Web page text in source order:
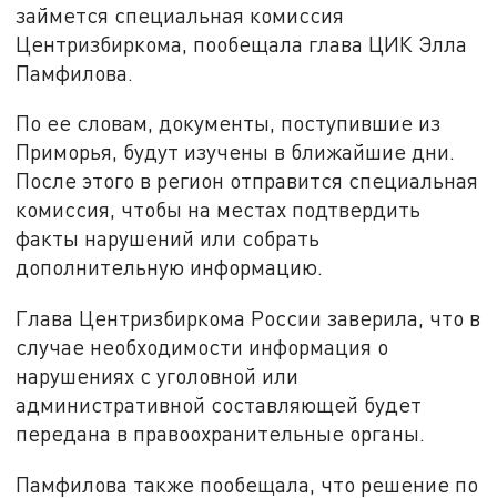
займется специальная комиссия
Центризбиркома, пообещала глава ЦИК Элла
Памфилова.
По ее словам, документы, поступившие из
Приморья, будут изучены в ближайшие дни.
После этого в регион отправится специальная
комиссия, чтобы на местах подтвердить
факты нарушений или собрать
дополнительную информацию.
Глава Центризбиркома России заверила, что в
случае необходимости информация о
нарушениях с уголовной или
административной составляющей будет
передана в правоохранительные органы.
Памфилова также пообещала, что решение по